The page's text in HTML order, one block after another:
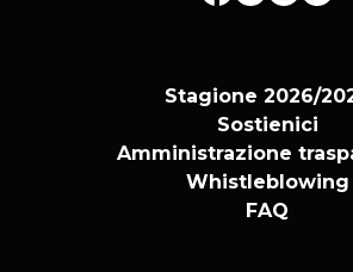
Stagione 2026/
Sostienici
Amministrazione
Whistleblowing
FAQ